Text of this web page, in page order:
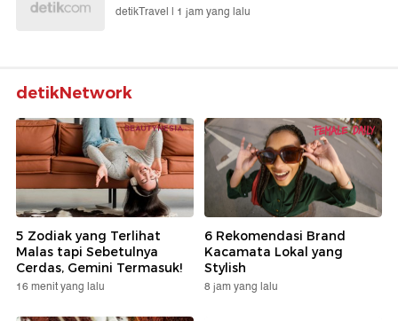
detikTravel | 1 jam yang lalu
detikNetwork
5 Zodiak yang Terlihat
Malas tapi Sebetulnya
Cerdas, Gemini Termasuk!
16 menit yang lalu
6 Rekomendasi Brand
Kacamata Lokal yang
Stylish
8 jam yang lalu